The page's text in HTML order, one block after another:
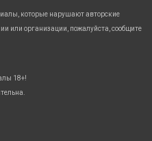
которые нарушают авторские
или организации, пожалуйста, сообщите
18+!